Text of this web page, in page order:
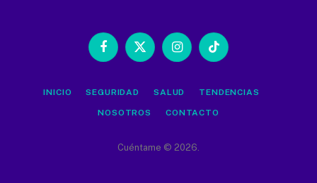
Facebook
X
InstagramTikTok
INICIO SEGURIDAD SALUD TENDENCIAS
NOSOTROS CONTACTO
Cuéntame © 2026.